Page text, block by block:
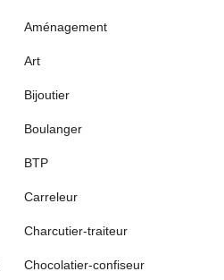
Aménagement
Art
Bijoutier
Boulanger
BTP
Carreleur
Charcutier-traiteur
Chocolatier-confiseur